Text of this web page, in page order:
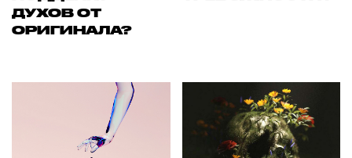
ДУХОВ ОТ
ОРИГИНАЛА?